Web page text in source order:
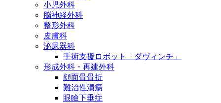
小児外科
脳神経外科
整形外科
皮膚科
泌尿器科
手術支援ロボット「ダヴィンチ」
形成外科・再建外科
顔面骨骨折
難治性潰瘍
眼瞼下垂症